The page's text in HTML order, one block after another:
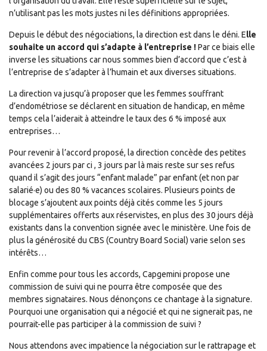
n’utilisant pas les mots justes ni les définitions appropriées.
Depuis le début des négociations, la direction est dans le déni. Elle
souhaite un accord qui s’adapte à l’entreprise !Par ce biais elle
inverse les situations car nous sommes bien d’accord que c’est à
l’entreprise de s’adapter à l’humain et aux diverses situations.
La direction va jusqu’à proposer que les femmes souffrant
d’endométriose se déclarent en situation de handicap, en même
temps cela l’aiderait à atteindre le taux des 6 % imposé aux
entreprises…
Pour revenir à l’accord proposé, la direction concède des petites
avancées 2 jours par ci , 3 jours par là mais reste sur ses refus
quand il s’agit des jours “enfant malade” par enfant (et non par
salarié·e) ou des 80 % vacances scolaires. Plusieurs points de
blocage s’ajoutent aux points déjà cités comme les 5 jours
supplémentaires offerts aux réservistes, en plus des 30 jours déjà
existants dans la convention signée avec le ministère. Une fois de
plus la générosité du CBS (Country Board Social) varie selon ses
intérêts…
Enfin comme pour tous les accords, Capgemini propose une
commission de suivi qui ne pourra être composée que des
membres signataires. Nous dénonçons ce chantage à la signature.
Pourquoi une organisation qui a négocié et qui ne signerait pas, ne
pourrait-elle pas participer à la commission de suivi ?
Nous attendons avec impatience la négociation sur le rattrapage et